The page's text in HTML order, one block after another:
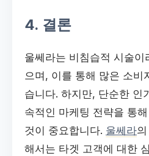
4. 결론
울쎄라는 비침습적 시술이
으며, 이를 통해 많은 소비
습니다. 하지만, 단순한 인
속적인 마케팅 전략을 통
것이 중요합니다. 울쎄라
해서는 타겟 고객에 대한